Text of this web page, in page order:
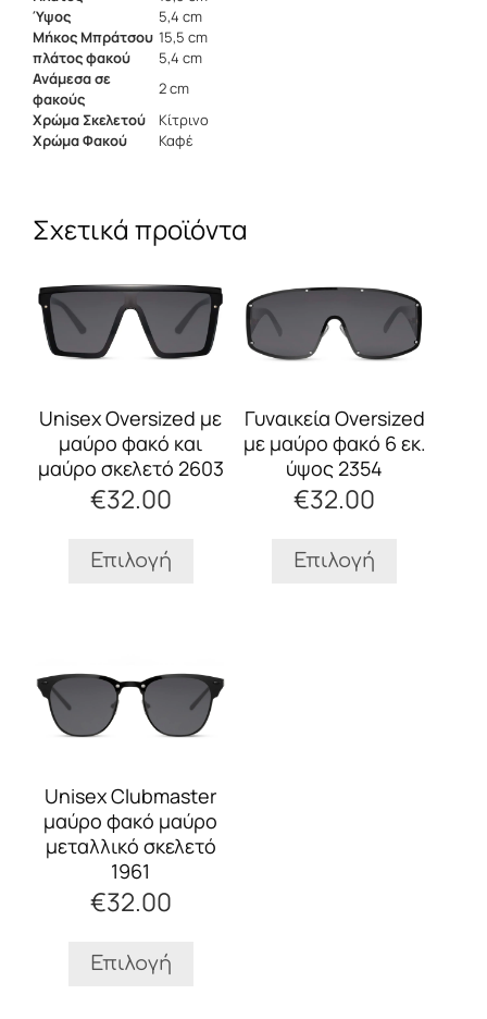
Ύψος
5,4 cm
Μήκος Μπράτσου 15,5 cm
πλάτος φακού
5,4 cm
Ανάμεσα σε
φακούς
2 cm
Χρώμα Σκελετού
Κίτρινο
Χρώμα Φακού
Καφέ
Σχετικά προϊόντα
Unisex Oversized με
μαύρο φακό και
μαύρο σκελετό 2603
€32.00
Επιλογή
το
προϊόν
έχει
πολλαπλές
Οι
επιλογές
μπορούν
επιλεγούν
σελίδα
Γυναικεία Oversized
με μαύρο φακό 6 εκ.
ύψος 2354
€32.00
Επιλογή
το
προϊόν
έχει
πολλαπλές
Οι
επιλογές
μπορούν
επιλεγούν
σελίδα
Unisex Clubmaster
μαύρο φακό μαύρο
μεταλλικό σκελετό
1961
€32.00
Επιλογή
προϊόν
έχει
πολλαπλές
Οι
επιλογές
μπορούν
να
επιλεγούν
στη
του
προϊόντος